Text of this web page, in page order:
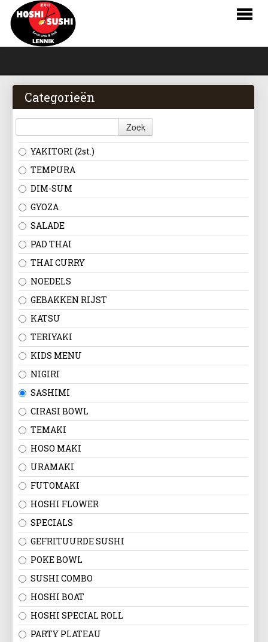
BESTELLEN
MENU
LOGIN
CONTACT
NL
EN
Categorieën
Zoek
YAKITORI (2st.)
TEMPURA
DIM-SUM
GYOZA
SALADE
PAD THAI
THAI CURRY
NOEDELS
GEBAKKEN RIJST
KATSU
TERIYAKI
KIDS MENU
NIGIRI
SASHIMI
CIRASI BOWL
TEMAKI
HOSO MAKI
URAMAKI
FUTOMAKI
HOSHI FLOWER
SPECIALS
GEFRITUURDE SUSHI
POKE BOWL
SUSHI COMBO
HOSHI BOAT
HOSHI SPECIAL ROLL
PARTY PLATEAU